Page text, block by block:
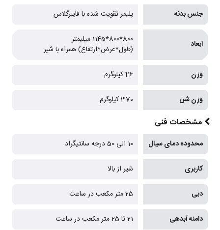
جنس بدنه پلیمر تقویت شده با فایبرگلاس
ابعاد
800*800*1145 میلیمتر
(طول*عرض*ارتفاع) همراه با شیر
وزن 46 کیلوگرم
وزن شن 370 کیلوگرم
مشخصات فنی
محدوده دمای سیال 10 الی 50 درجه سانتیگراد
کاربری شیر از بالا
دبی 25 متر مکعب در ساعت
دامنه آبدهی 21 تا 25 متر مکعب در ساعت